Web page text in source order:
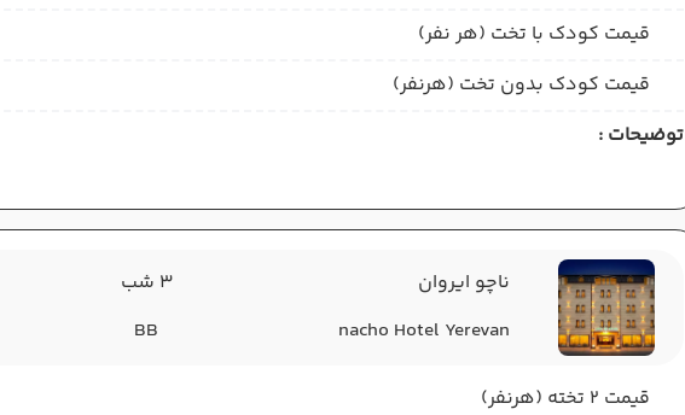
قیمت کودک با تخت (هر نفر)
قیمت کودک بدون تخت (هرنفر)
توضیحات :
ناچو ایروان
nacho Hotel Yerevan
3 شب
BB
قیمت 2 تخته (هرنفر)